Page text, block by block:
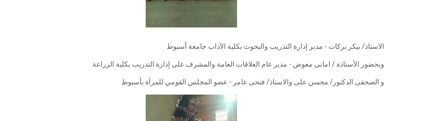
الاستاذ/ بيكر بركات - مدير إدارة التدريب والبحوث بكلية الآداب جامعة أسيوط
وبحضور الأستاذة / امانى معوض - مدير عام العلاقات العامة والمشرف على إدارة التدريب بكلية الزراعة
و الصحفى الدكتور/ محسن على والاستاذ/ فتحى عامر - عضو المجلس القومي للمرأة بأسيوط